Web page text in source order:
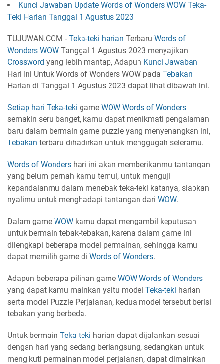
Kunci Jawaban Update Words of Wonders WOW Teka-
Teki Harian Tanggal 1 Agustus 2023
TUJUWAN.COM - Teka-teki harian Terbaru Words of
Wonders WOW Tanggal 1 Agustus 2023 menyajikan
Crossword yang lebih mantap, Adapun Kunci Jawaban
Hari Ini Untuk Words of Wonders WOW pada Tebakan
Harian di Tanggal 1 Agustus 2023 dapat lihat dibawah ini.
Setiap hari Teka-teki game WOW Words of Wonders
semakin seru banget, kamu dapat menikmati pengalaman
baru dalam bermain game puzzle yang menyenangkan ini,
Tebakan terbaru dihadirkan untuk menggugah seleramu.
Words of Wonders hari ini akan memberikanmu tantangan
yang belum pernah kamu temui, untuk menguji
kepandaianmu dalam menebak teka-teki katanya, siapkan
nyalimu untuk menghadapi tantangan dari WOW.
Dalam game WOW kamu dapat mengambil keputusan
untuk bermain tebak-tebakan, karena dalam game ini
dilengkapi beberapa model permainan, sehingga kamu
dapat memilih game di Words of Wonders.
Adapun beberapa pilihan game WOW Words of Wonders
yang dapat kamu mainkan yaitu model Teka-teki harian
serta model Puzzle Perjalanan, kedua model tersebut berisi
tebakan yang berbeda.
Untuk bermain Teka-teki harian dapat dijalankan sesuai
dengan hari yang sedang berlangsung, sedangkan untuk
mengikuti permainan model perjalanan, dapat dimainkan